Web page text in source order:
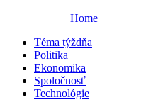
Home
Téma týždňa
Politika
Ekonomika
Spoločnosť
Technológie